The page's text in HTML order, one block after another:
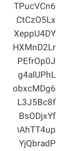
TPucVCn6
CtCzO5Lx
XeppU4DY
HXMnD2Lr
PEfrOp0J
g4alUPhL
obxcMDg6
L3J5Bc8f
BsODjxYf
۱AhTT4up
YjQbradP